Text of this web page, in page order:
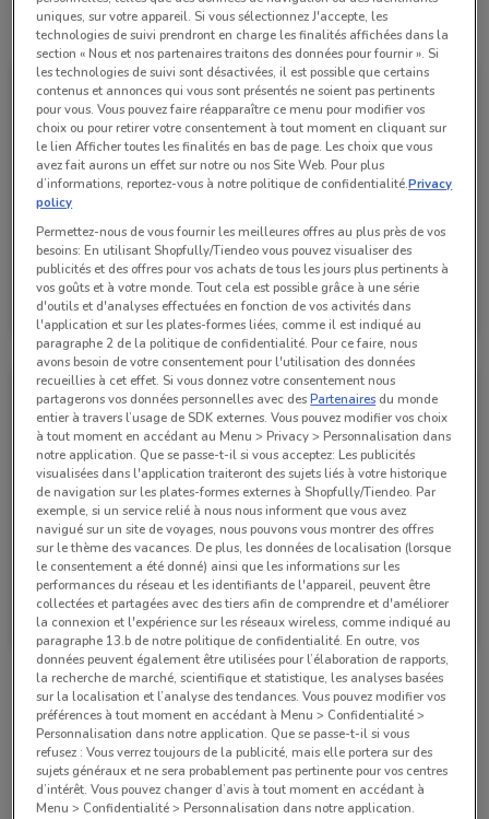
Toutes les offres de ce magasin
Bihr
Valable jusqu'au 31/12
Bihr
Valable jusqu'au 31/12 741 m
Bihr
Valable jusqu'au 31/12
Magasins Bihr dans les environs
44 BLD SEBASTOPOL Paris
741 m
uniques, sur votre appareil. Si vous sélectionnez J'accepte, les
technologies de suivi prendront en charge les finalités affichées dans la
section « Nous et nos partenaires traitons des données pour fournir ». Si
les technologies de suivi sont désactivées, il est possible que certains
contenus et annonces qui vous sont présentés ne soient pas pertinents
pour vous. Vous pouvez faire réapparaître ce menu pour modifier vos
choix ou pour retirer votre consentement à tout moment en cliquant sur
le lien Afficher toutes les finalités en bas de page. Les choix que vous
avez fait aurons un effet sur notre ou nos Site Web. Pour plus
d’informations, reportez-vous à notre politique de confidentialité.Privacy
policy
Permettez-nous de vous fournir les meilleures offres au plus près de vos
besoins: En utilisant Shopfully/Tiendeo vous pouvez visualiser des
publicités et des offres pour vos achats de tous les jours plus pertinents à
vos goûts et à votre monde. Tout cela est possible grâce à une série
d'outils et d'analyses effectuées en fonction de vos activités dans
l'application et sur les plates-formes liées, comme il est indiqué au
paragraphe 2 de la politique de confidentialité. Pour ce faire, nous
avons besoin de votre consentement pour l'utilisation des données
recueillies à cet effet. Si vous donnez votre consentement nous
partagerons vos données personnelles avec desPartenaires du monde
entier à travers l’usage de SDK externes. Vous pouvez modifier vos choix
à tout moment en accédant au Menu > Privacy > Personnalisation dans
notre application. Que se passe-t-il si vous acceptez: Les publicités
visualisées dans l'application traiteront des sujets liés à votre historique
de navigation sur les plates-formes externes à Shopfully/Tiendeo. Par
exemple, si un service relié à nous nous informent que vous avez
navigué sur un site de voyages, nous pouvons vous montrer des offres
sur le thème des vacances. De plus, les données de localisation (lorsque
le consentement a été donné) ainsi que les informations sur les
performances du réseau et les identifiants de l'appareil, peuvent être
collectées et partagées avec des tiers afin de comprendre et d'améliorer
la connexion et l'expérience sur les réseaux wireless, comme indiqué au
paragraphe 13.b de notre politique de confidentialité. En outre, vos
données peuvent également être utilisées pour l’élaboration de rapports,
la recherche de marché, scientifique et statistique, les analyses basées
sur la localisation et l’analyse des tendances. Vous pouvez modifier vos
préférences à tout moment en accédant à Menu > Confidentialité >
Personnalisation dans notre application. Que se passe-t-il si vous
refusez : Vous verrez toujours de la publicité, mais elle portera sur des
sujets généraux et ne sera probablement pas pertinente pour vos centres
d’intérêt. Vous pouvez changer d’avis à tout moment en accédant à
Menu > Confidentialité > Personnalisation dans notre application.